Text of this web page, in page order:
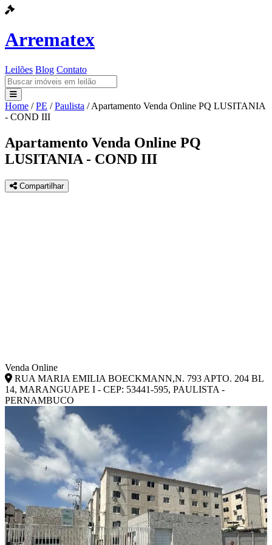
Arrematex
Leilões Blog Contato
Leilões
Blog
Contato
Home / PE / Paulista / Apartamento Venda Online PQ LUSITANIA
- COND III
Apartamento Venda Online PQ
LUSITANIA - COND III
Compartilhar
Venda Online
RUA MARIA EMILIA BOECKMANN,N. 793 APTO. 204 BL
14, MARANGUAPE I - CEP: 53441-595, PAULISTA -
PERNAMBUCO